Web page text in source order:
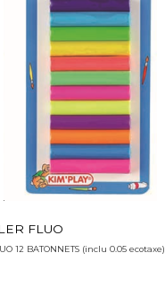
FLUO
12 BATONNETS (inclu 0.05 ecotaxe)